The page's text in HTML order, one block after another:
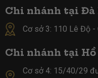
Chi nhánh tại Đà
Cơ sở 3: 110 Lê Độ -
Chi nhánh tại
Cơ sở 4: 15/40/29